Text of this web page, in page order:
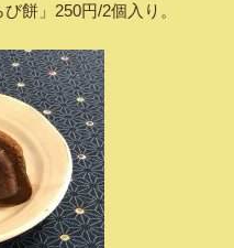
餅」250円/2個入り。